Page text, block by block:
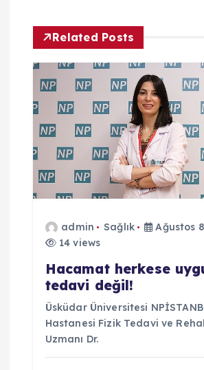
g
e
n
m
Related Posts
admin Sağlık
Ağustos
14 views
Hacamat herkese
tedavi değil!
Üsküdar Üniversitesi
Hastanesi Fizik Tedavi ve
Uzmanı Dr.